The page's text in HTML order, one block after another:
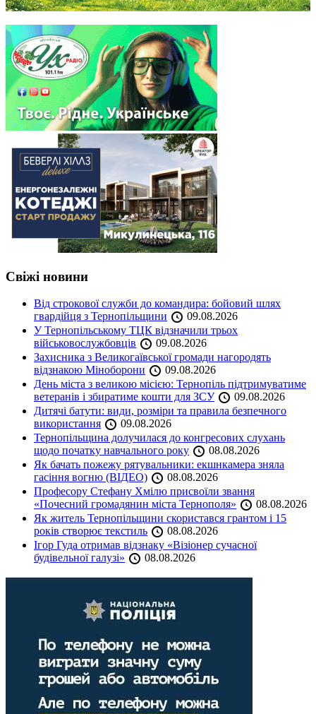
Свіжі новини
Від строкової служби до командира: бойовий шлях
гвардійця з Тернопільщини
09.08.2026
У Тернопільському ТЦК відзначили трьох
військовослужбовців
09.08.2026
Захисника з Великогаївської громади нагородять
відзнакою Міноборони
09.08.2026
День міста з великою місією: Тернопіль підтримуватиме
ветеранів і збиратиме кошти для ЗСУ
09.08.2026
Дитячі батути: види, розміри та правила безпечного
використання
09.08.2026
Тернопільщина долучилася до конгресових слухань
щодо початку навчального року
08.08.2026
Як бачать пожежу рятувальники: екшнкамера зняла
гасіння вогню (ВІДЕО)
08.08.2026
Професору Стефану Хмілю присвоїли звання
«Почесний громадянин міста Тернополя»
08.08.2026
Як житель Тернопільщини скористався грантом і 15
років створює текстиль
08.08.2026
Ігор Гуда отримав відзнаку «Візіонер сучасної
будівельної галузі»
08.08.2026